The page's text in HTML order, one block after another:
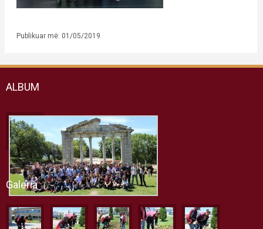
Publikuar më: 01/05/2019
ALBUM
Galeria